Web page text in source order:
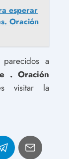
esperar
Oración
a
. Oración
visitar la